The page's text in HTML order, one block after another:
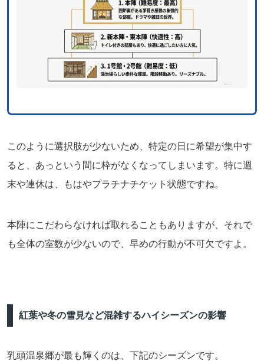
このように選択肢が少ないため、特定の日に希望が集中す
ると、あっという間に枠がなくなってしまいます。特に週
末や連休は、もはやプラチナチケット状態ですね。
本陣にこだわらなければ取れることもありますが、それで
も全体の室数が少ないので、早めの行動が不可欠ですよ。
紅葉や冬の雪見など混雑するハイシーズンの影響
乳頭温泉郷が最も輝くのは、下記のシーズンです。